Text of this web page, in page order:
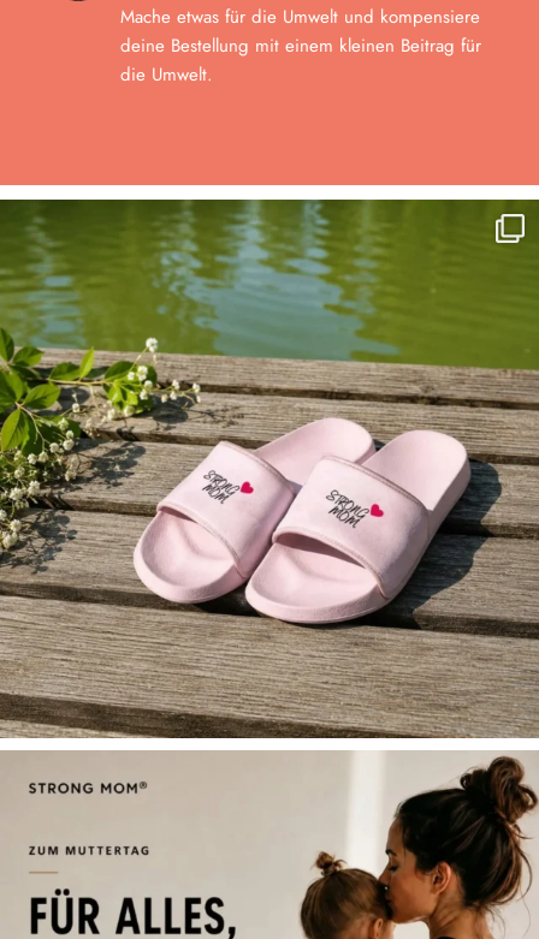
Mache etwas für die Umwelt und kompensiere
deine Bestellung mit einem kleinen Beitrag für
die Umwelt.